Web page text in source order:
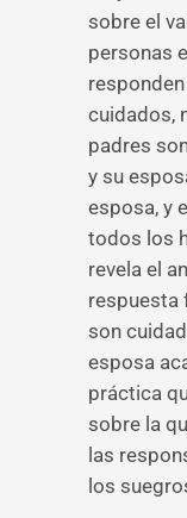
sobre el
personas
cuidados,
padres
y su
esposa, y
todos los
revela el
respuesta
son
esposa
práctica
sobre la
las
los